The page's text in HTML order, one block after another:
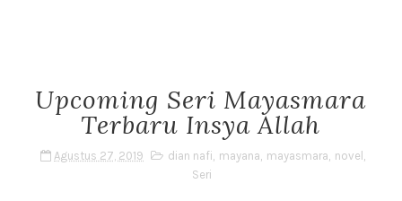
Upcoming Seri Mayasmara
Terbaru Insya Allah
Agustus 27, 2019 dian nafi, mayana, mayasmara, novel ,
Seri